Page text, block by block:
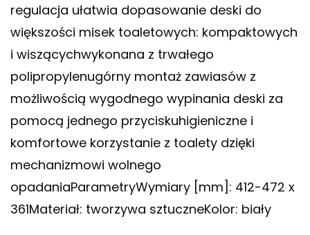
regulacja ułatwia dopasowanie deski do
większości misek toaletowych: kompaktowych
i wiszącychwykonana z trwałego
polipropylenugórny montaż zawiasów z
możliwością wygodnego wypinania deski za
pomocą jednego przyciskuhigieniczne i
komfortowe korzystanie z toalety dzięki
mechanizmowi wolnego
opadaniaParametryWymiary [mm]: 412-472 x
361Materiał: tworzywa sztuczneKolor: biały